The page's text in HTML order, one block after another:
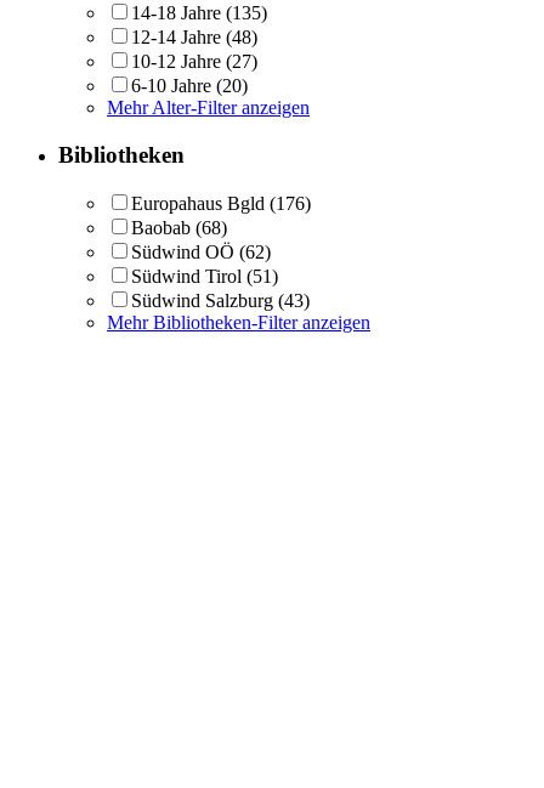
14-18 Jahre (135)
12-14 Jahre (48)
10-12 Jahre (27)
6-10 Jahre (20)
Mehr Alter-Filter anzeigen
Bibliotheken
Europahaus Bgld (176)
Baobab (68)
Südwind OÖ (62)
Südwind Tirol (51)
Südwind Salzburg (43)
Mehr Bibliotheken-Filter anzeigen